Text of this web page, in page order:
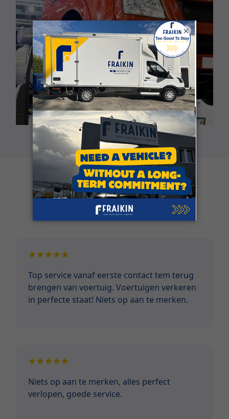
Klantgetuigenissen
Top service vanaf eerste contact tem terug
brengen van voertuig. Voertuigen verkeren
in perfecte staat! Niets op aan te merken.
Niets op aan te merken, alles perfect
verlopen, goede service.
×